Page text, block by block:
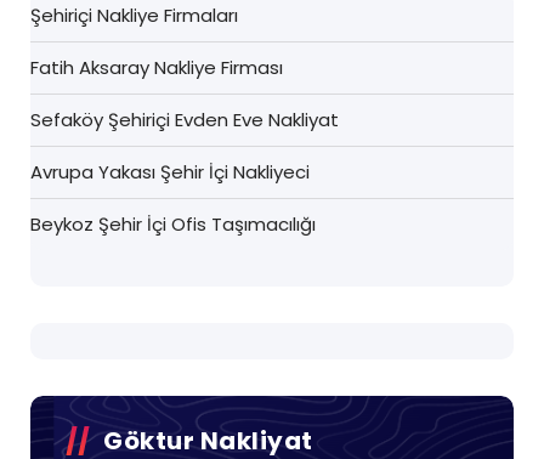
Şehiriçi Nakliye Firmaları
Fatih Aksaray Nakliye Firması
Sefaköy Şehiriçi Evden Eve Nakliyat
Avrupa Yakası Şehir İçi Nakliyeci
Beykoz Şehir İçi Ofis Taşımacılığı
Göktur Nakliyat